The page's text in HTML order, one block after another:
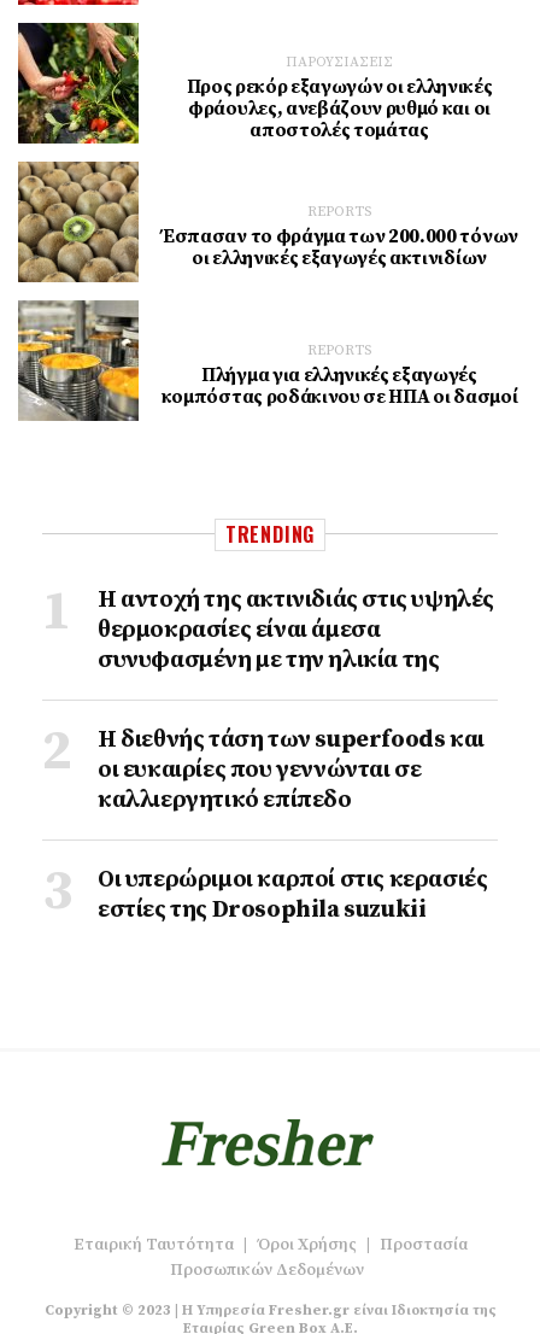
ΠΑΡΟΥΣΙΑΣΕΙΣ
Προς ρεκόρ εξαγωγών οι ελληνικές
φράουλες, ανεβάζουν ρυθμό και οι
αποστολές τομάτας
REPORTS
Έσπασαν το φράγμα των 200.000 τόνων
οι ελληνικές εξαγωγές ακτινιδίων
REPORTS
Πλήγμα για ελληνικές εξαγωγές
κομπόστας ροδάκινου σε ΗΠΑ οι δασμοί
TRENDING
Η αντοχή της ακτινιδιάς στις υψηλές
θερμοκρασίες είναι άμεσα
συνυφασμένη με την ηλικία της
Η διεθνής τάση των superfoods και
οι ευκαιρίες που γεννώνται σε
καλλιεργητικό επίπεδο
Οι υπερώριμοι καρποί στις κερασιές
εστίες της Drosophila suzukii
Εταιρική Ταυτότητα | Όροι Χρήσης | Προστασία
Προσωπικών Δεδομένων
Copyright © 2023 | Η Υπηρεσία Fresher.gr είναι Ιδιοκτησία της
Εταιρίας Green Box A.E.